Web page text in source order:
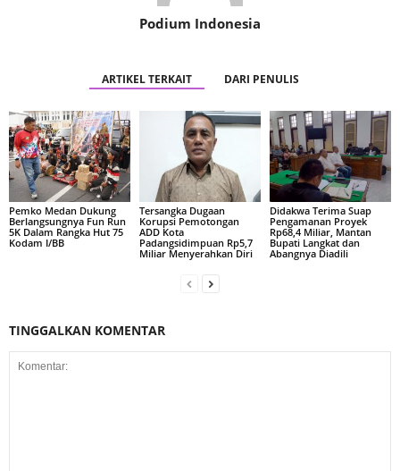
Podium Indonesia
ARTIKEL TERKAIT DARI PENULIS
Pemko Medan Dukung
Berlangsungnya Fun Run
5K Dalam Rangka Hut 75
Kodam I/BB
Tersangka Dugaan
Korupsi Pemotongan
ADD Kota
Padangsidimpuan Rp5,7
Miliar Menyerahkan Diri
Didakwa Terima Suap
Pengamanan Proyek
Rp68,4 Miliar, Mantan
Bupati Langkat dan
Abangnya Diadili
TINGGALKAN KOMENTAR